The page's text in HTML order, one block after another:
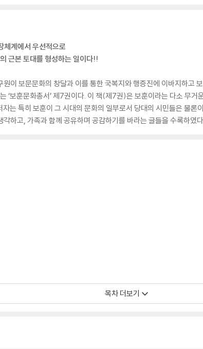
체계에서 우선적으로
근본 토대를 형성하는 일이다!!
이 보문문화의 창달과 이를 통한 국복지와 행증진에 이바지하고
‘보훈문화총서’ 제7권이다. 이 책(제7권)은 보훈이라는 다소 무거
는 특히 보훈이 그 시대의 문화의 일부로서 당대의 시민들은 물
하고, 가족과 함께 공유하며 공감하기를 바라는 글들을 수록하였
목차 더보기